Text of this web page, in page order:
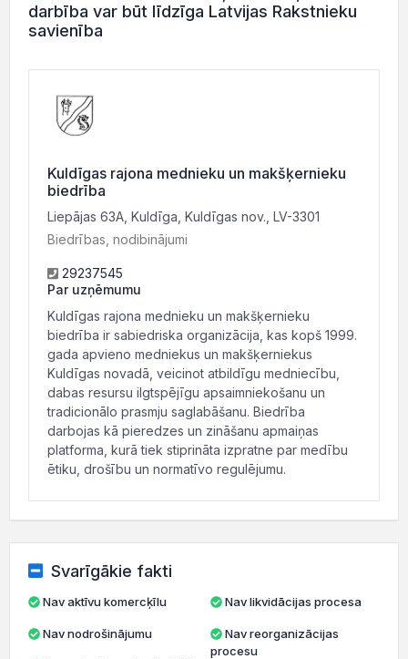
darbība var būt līdzīga Latvijas Rakstnieku
savienība
Kuldīgas rajona mednieku un makšķernieku
biedrība
Liepājas 63A, Kuldīga, Kuldīgas nov., LV-3301
Biedrības, nodibinājumi
29237545
Par uzņēmumu
Kuldīgas rajona mednieku un makšķernieku
biedrība ir sabiedriska organizācija, kas kopš 1999.
gada apvieno medniekus un makšķerniekus
Kuldīgas novadā, veicinot atbildīgu medniecību,
dabas resursu ilgtspējīgu apsaimniekošanu un
tradicionālo prasmju saglabāšanu. Biedrība
darbojas kā pieredzes un zināšanu apmaiņas
platforma, kurā tiek stiprināta izpratne par medību
ētiku, drošību un normatīvo regulējumu.
Svarīgākie fakti
Nav aktīvu komercķīlu
Nav nodrošinājumu
Nav likvidācijas procesa
Nav reorganizācijas
procesu